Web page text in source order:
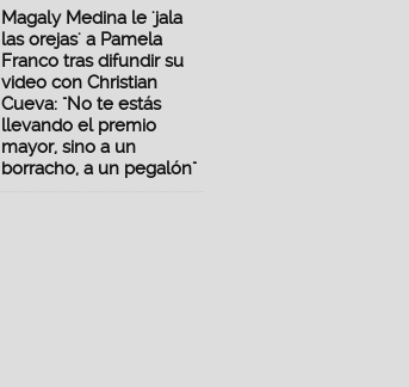
Magaly Medina le 'jala
las orejas' a Pamela
Franco tras difundir su
video con Christian
Cueva: "No te estás
llevando el premio
mayor, sino a un
borracho, a un pegalón"